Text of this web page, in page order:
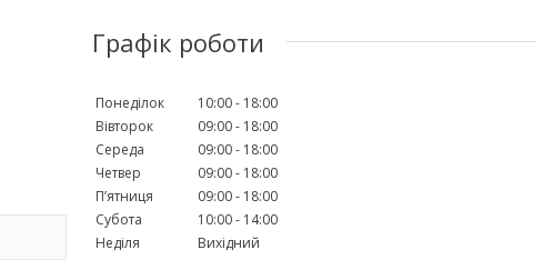
Графік роботи
Понеділок 10:00
18:00
Вівторок
09:00
18:00
Середа
09:00
18:00
Четвер
09:00
18:00
Пʼятниця
09:00
18:00
Субота
10:00
14:00
Неділя
Вихідний